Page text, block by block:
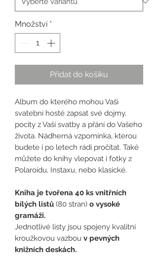
Množství *
Přidat do košíku
Album do kterého mohou Vaši
svatební hosté zapsat své dojmy,
pocity z Vaší svatby a přání do Vašeho
života. Nádherná vzpomínka, kterou
budete i po letech rádi pročítat. Také
můžete do knihy vlepovat i fotky z
Polaroidu, Instaxu, nebo klasické.
Kniha je tvořena 40 ks vnitřních
bílých listů (80 stran) o vysoké
gramáži.
Jednotlivé listy jsou spojeny kvalitní
kroužkovou vazbou v pevných
knižních deskách.